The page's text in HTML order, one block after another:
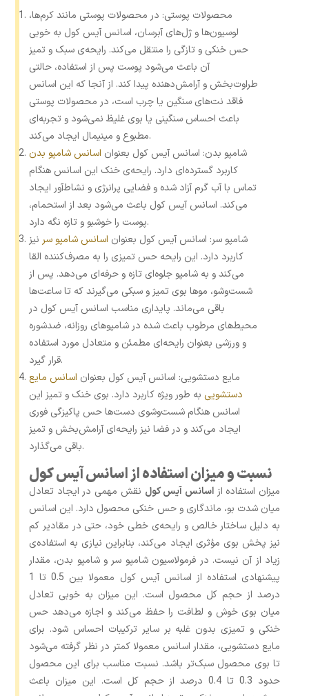
محصولات پوستی: در محصولات پوستی مانند کرم‌ها،
لوسیون‌ها و ژل‌های آبرسان، اسانس آیس کول به ‌خوبی
حس خنکی و تازگی را منتقل می‌کند. رایحه‌ی سبک و تمیز
آن باعث می‌شود پوست پس از استفاده، حالتی
طراوت‌بخش و آرامش‌دهنده پیدا کند. از آنجا که این اسانس
فاقد نت‌های سنگین یا چرب است، در محصولات پوستی
باعث احساس سنگینی یا بوی غلیظ نمی‌شود و تجربه‌ای
مطبوع و مینیمال ایجاد می‌کند.
شامپو بدن: اسانس آیس کول بعنوان اسانس شامپو بدن
کاربرد گسترده‌ای دارد. رایحه‌ی خنک این اسانس هنگام
تماس با آب گرم آزاد شده و فضایی پرانرژی و نشاط‌آور ایجاد
می‌کند. اسانس آیس کول باعث می‌شود بعد از استحمام،
پوست را خوشبو و تازه نگه دارد.
شامپو سر: اسانس آیس کول بعنوان اسانس شامپو سر نیز
کاربرد دارد. این رایحه حس تمیزی را به مصرف‌کننده القا
می‌کند و به شامپو جلوه‌ای تازه و حرفه‌ای می‌دهد. پس از
شست‌وشو، موها بوی تمیز و سبکی می‌گیرند که تا ساعت‌ها
باقی می‌ماند. پایداری مناسب اسانس آیس کول در
محیط‌های مرطوب باعث شده در شامپوهای روزانه، ضدشوره
و ورزشی بعنوان رایحه‌ای مطمئن و متعادل مورد استفاده
قرار گیرد.
مایع دستشویی: اسانس آیس کول بعنوان اسانس مایع
دستشویی به طور ویژه کاربرد دارد. بوی خنک و تمیز این
اسانس هنگام شست‌وشوی دست‌ها حس پاکیزگی فوری
ایجاد می‌کند و در فضا نیز رایحه‌ای آرامش‌بخش و تمیز
باقی می‌گذارد.
نسبت و میزان استفاده از اسانس آیس کول
میزان استفاده ازاسانس آیس کول نقش مهمی در ایجاد تعادل
میان شدت بو، ماندگاری و حس خنکی محصول دارد. این اسانس
به دلیل ساختار خالص و رایحه‌ی خطی خود، حتی در مقادیر کم
نیز پخش بوی مؤثری ایجاد می‌کند، بنابراین نیازی به استفاده‌ی
زیاد از آن نیست. در فرمولاسیون شامپو سر و شامپو بدن، مقدار
پیشنهادی استفاده از اسانس آیس کول معمولا بین 0.5 تا 1
درصد از حجم کل محصول است. این میزان به‌ خوبی تعادل
میان بوی خوش و لطافت را حفظ می‌کند و اجازه می‌دهد حس
خنکی و تمیزی بدون غلبه بر سایر ترکیبات احساس شود. برای
مایع دستشویی، مقدار اسانس معمولا کمتر در نظر گرفته می‌شود
تا بوی محصول سبک‌تر باشد. نسبت مناسب برای این محصول
حدود 0.3 تا 0.4 درصد از حجم کل است. این میزان باعث